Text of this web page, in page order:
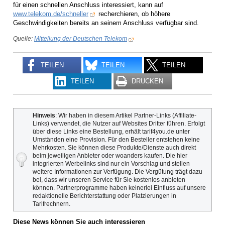
für einen schnellen Anschluss interessiert, kann auf
www.telekom.de/schneller
recherchieren, ob höhere
Geschwindigkeiten bereits an seinem Anschluss verfügbar sind.
Quelle: Mitteilung der Deutschen Telekom
TEILEN TEILEN TEILEN
TEILEN DRUCKEN
Hinweis: Wir haben in diesem Artikel Partner-Links (Affiliate-
Links) verwendet, die Nutzer auf Websites Dritter führen. Erfolgt
über diese Links eine Bestellung, erhält tarif4you.de unter
Umständen eine Provision. Für den Besteller entstehen keine
Mehrkosten. Sie können diese Produkte/Dienste auch direkt
beim jeweiligen Anbieter oder woanders kaufen. Die hier
integrierten Werbelinks sind nur ein Vorschlag und stellen
weitere Informationen zur Verfügung. Die Vergütung trägt dazu
bei, dass wir unseren Service für Sie kostenlos anbieten
können. Partnerprogramme haben keinerlei Einfluss auf unsere
redaktionelle Berichterstattung oder Platzierungen in
Tarifrechnern.
Diese News können Sie auch interessieren